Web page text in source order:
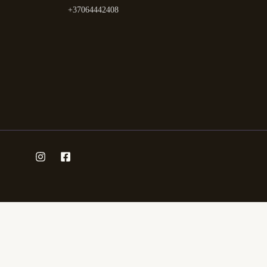
+37064442408